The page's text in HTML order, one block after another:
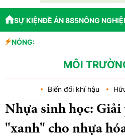
SỰ KIỆNĐỀ ÁN 885NÔNG
NÓNG:
MÔI
Biến đổi khí hậu
Nhựa sinh học: Giải
"xanh" cho nhựa